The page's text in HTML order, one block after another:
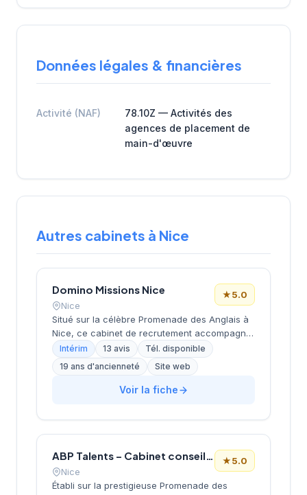
Données légales & financières
Activité (NAF)
78.10Z — Activités des
agences de placement de
main-d'œuvre
Autres cabinets à Nice
Domino Missions Nice
Nice
★5.0
Situé sur la célèbre Promenade des Anglais à
Nice, ce cabinet de recrutement accompagne
les entreprises locales dans leurs recherches
de profils qualifiés. La structure propose des
solutions de recrutement adaptées aux
besoins spécifiques du tissu économique
sur l'une des artères les plus prestigieuses de
la Côte d'Azur renforce sa visibilité auprès des
entreprises niçoises.
Intérim 13 avis
Tél. disponible
19 ans d'ancienneté
Site web
Voir la fiche
ABP Talents – Cabinet conseil RH, Recrutement, Centre de Bilans de compétences
Nice
★5.0
Établi sur la prestigieuse Promenade des